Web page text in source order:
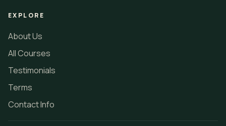
EXPLORE
About Us
All Courses
Testimonials
Terms
Contact Info